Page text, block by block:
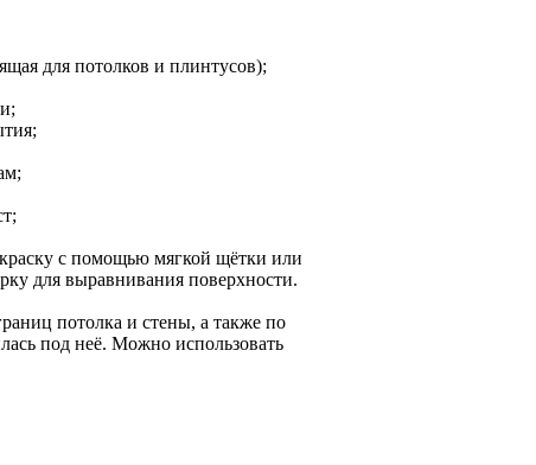
для потолков и плинтусов);
с помощью мягкой щётки или
для выравнивания поверхности.
потолка и стены, а также по
под неё. Можно использовать